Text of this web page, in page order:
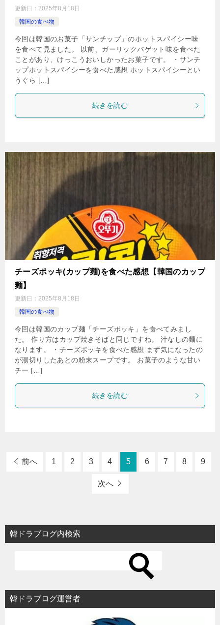
更新日： 2025年8月18日
韓国の食べ物
今回は韓国のお菓子「サンチップ」のホットスパイシー味
を食べて見ました。 以前、ガーリックバゲット味を食べた
ことがあり、けっこうおいしかったお菓子です。 ・サンチ
ップホットスパイシーを食べた感想 ホットスパイシーとい
うぐら […]
続きを読む
チーズポッキ(カップ麺)を食べた感想【韓国のカップ
麺】
更新日： 2025年8月18日
韓国の食べ物
今回は韓国のカップ麺「チーズポッキ」を食べてみまし
た。 作り方はカップ焼きそばと同じですね。 汁なしの麺に
なります。 ・チーズポッキを食べた感想 まず気になったの
が湯切りしたあとの粉末スープです。 お菓子のような甘い
チー […]
続きを読む
前へ 1 2 3 4 5 6 7 8 9
次へ
韓ドラブログ内検索
韓ドラブログ運営者